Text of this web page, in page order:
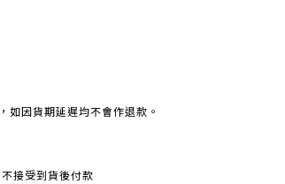
如因貨期延遲均不會作退款。
接受到貨後付款